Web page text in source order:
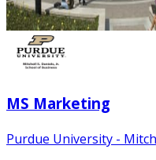
MS Marketing
Purdue University -